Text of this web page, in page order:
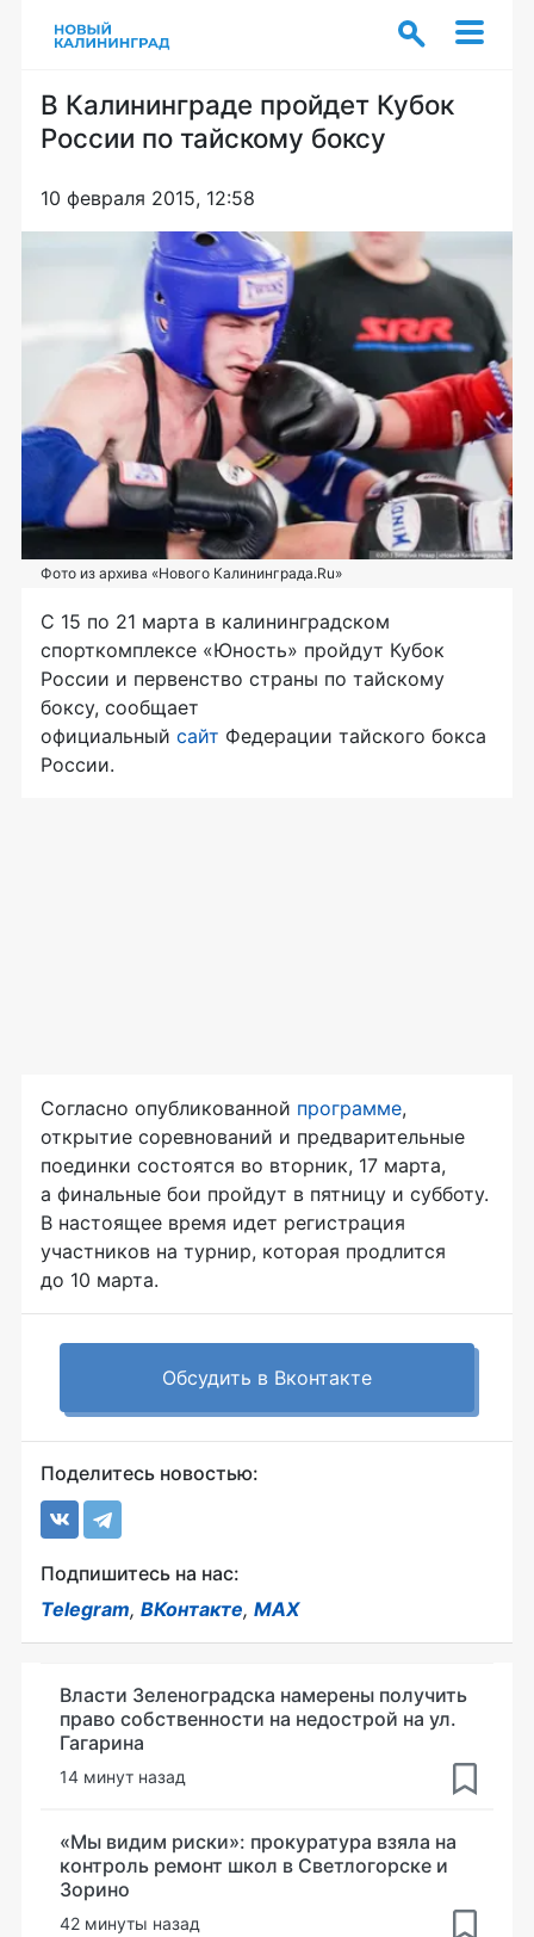
В Калининграде пройдет Кубок
России по тайскому боксу
10 февраля 2015, 12:58
Фото из архива «Нового Калининграда.Ru»
С 15 по 21 марта в калининградском
спорткомплексе «Юность» пройдут Кубок
России и первенство страны по тайскому
боксу, сообщает
официальный сайт Федерации тайского бокса
России.
Согласно опубликованной программе,
открытие соревнований и предварительные
поединки состоятся во вторник, 17 марта,
а финальные бои пройдут в пятницу и субботу.
В настоящее время идет регистрация
участников на турнир, которая продлится
до 10 марта.
Обсудить в Вконтакте
Поделитесь новостью:
Подпишитесь на нас:
Telegram, ВКонтакте, MAX
Власти Зеленоградска намерены получить
право собственности на недострой на ул.
Гагарина
14 минут назад
«Мы видим риски»: прокуратура взяла на
контроль ремонт школ в Светлогорске и
Зорино
42 минуты назад